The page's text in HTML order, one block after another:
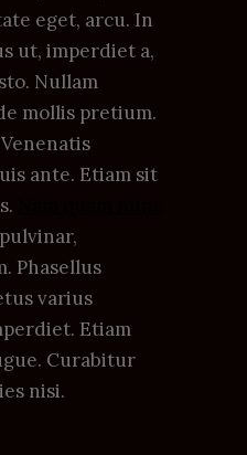
eget, arcu. In
ut, imperdiet a,
Nullam
mollis pretium.
ante. Etiam sit
Phasellus
varius
Etiam
Curabitur
nisi.